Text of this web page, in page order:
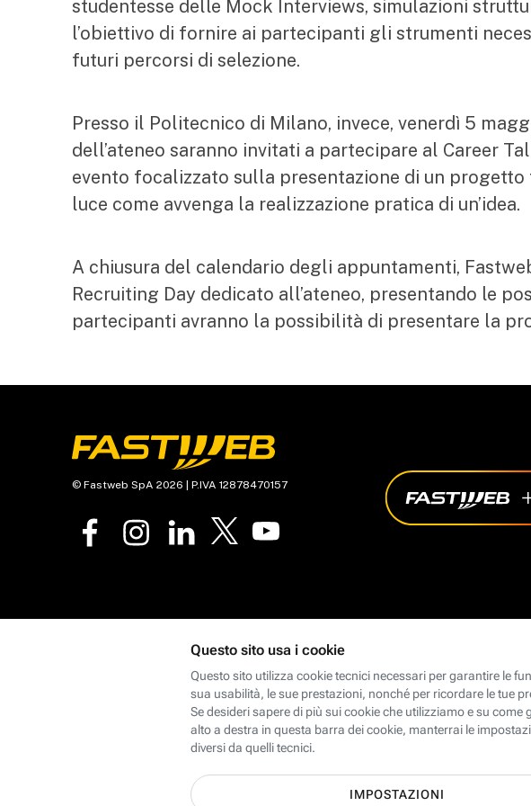
studentesse delle Mock Interviews, simulazioni
l’obiettivo di fornire ai partecipanti gli strumenti
futuri percorsi di selezione.
Presso il Politecnico di Milano, invece, venerdì 5
dell’ateneo saranno invitati a partecipare al Career
evento focalizzato sulla presentazione di un
luce come avvenga la realizzazione pratica di un’idea.
A chiusura del calendario degli appuntamenti,
Recruiting Day dedicato all’ateneo, presentando le
partecipanti avranno la possibilità di presentare la
© Fastweb SpA 2026 | P.IVA 12878470157